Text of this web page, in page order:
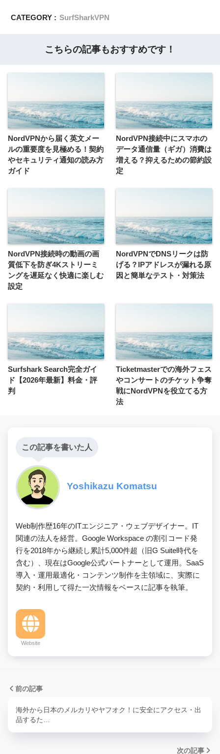
CATEGORY : SurfSharkVPN
こちらの記事もおすすめです！
NordVPNから届く英文メー
ルの重要度を見極める！契約
やセキュリティ通知の読み方
ガイド
NordVPN接続中にスマホの
データ通信量（ギガ）消費は
増える？抑えるための節約設
定
NordVPN接続時の動画の画
質低下を防ぎ4Kストリーミ
ングを遅延なく快適に楽しむ
設定
NordVPNでDNSリークは防
げる？IPアドレスが漏れる原
因と簡単なテスト・対策法
Surfshark Search完全ガイ
ド【2026年最新】料金・評
判
Ticketmasterでの海外フェス
やコンサートのチケット争奪
戦にNordVPNを役立てる方
法
この記事を書いた人
Yoshikazu Komatsu
Web制作歴16年のITエンジニア・ウェブデザイナー。IT
関連の法人を経営。Google Workspace の割引コード発
行を2018年から継続し累計5,000件超（旧G Suite時代を
含む）、現在はGoogle公式パートナーとして運用。SaaS
導入・運用最適化・コンテンツ制作を主領域に、実際に
契約・利用して得た一次情報をベースに記事を執筆。
Website
前の記事
海外から日本のメルカリやヤフオク！に安全にアクセス・出
品するた…
次の記事